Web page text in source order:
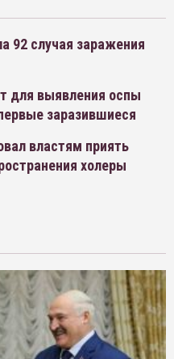
92 случая заражения
для выявления оспы
заразившиеся
властям приять
холеры